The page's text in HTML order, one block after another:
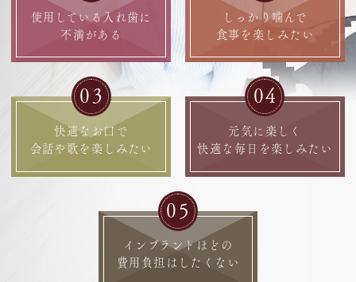
使用している入れ歯に
不満がある
しっかり噛んで
食事を楽しみたい
03
快適なお口で
会話や歌を楽しみたい
04
元気に楽しく
快適な毎日を楽しみたい
05
インプラントほどの
費用負担はしたくない